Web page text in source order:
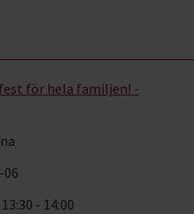
för hela familjen! -
06
- 14:00